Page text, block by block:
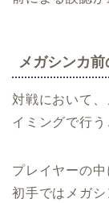
メガシンカ
対戦において
イミングで行う
プレイヤーの
初手ではメガ